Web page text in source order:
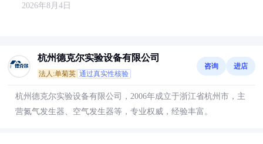
2026年8月4日
杭州德克尔实验设备有限公司
法人:单菊英 通过真实性核验
咨询 进店
杭州德克尔实验设备有限公司，2006年成立于浙江省杭州市，主
营氮气发生器、空气发生器等，专业权威，经验丰富。